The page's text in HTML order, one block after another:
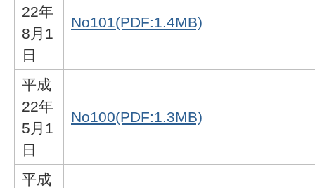
22年
8月1
日
No101(PDF:1.4MB)
平成
22年
5月1
日
No100(PDF:1.3MB)
平成